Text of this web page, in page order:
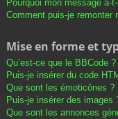
Pourquoi mon message a-
Comment puis-je remonter
Mise en forme et
Qu’est-ce que le BBCode ?
Puis-je insérer du code
Que sont les émoticônes ?
Puis-je insérer des images
Que sont les annonces